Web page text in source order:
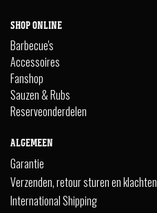
SHOP ONLINE
Barbecue's
Accessoires
Fanshop
Sauzen & Rubs
Reserveonderdelen
ALGEMEEN
Garantie
Verzenden, retour sturen en klachten
International Shipping